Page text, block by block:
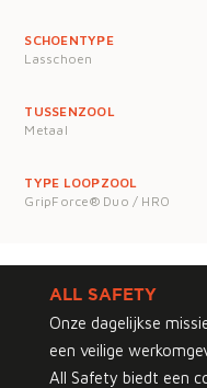
SCHOENTYPE
Lasschoen
TUSSENZOOL
Metaal
TYPE LOOPZOOL
GripForce® Duo / HRO
ALL SAFETY
Onze dagelijkse
een veilige
All Safety biedt een